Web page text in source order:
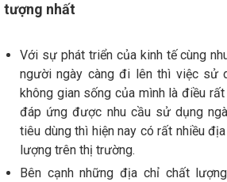
tượng nhất
Với sự phát triển của kinh tế cùng
người ngày càng đi lên thì việc sử
không gian sống của mình là điều
đáp ứng được nhu cầu sử dụng
tiêu dùng thì hiện nay có rất nhiều
lượng trên thị trường.
Bên cạnh những địa chỉ chất